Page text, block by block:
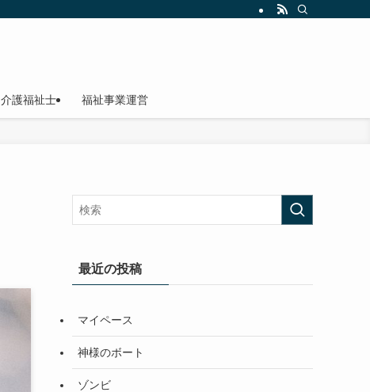
介護福祉士 福祉事業運営
最近の投稿
マイペース
神様のボート
ゾンビ